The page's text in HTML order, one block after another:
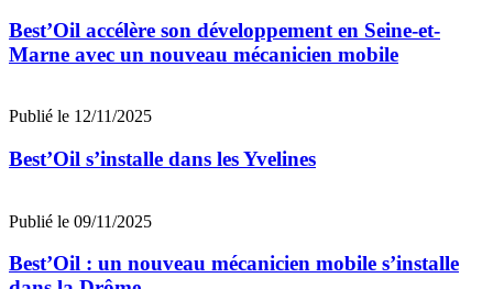
Best’Oil accélère son développement en Seine-et-
Marne avec un nouveau mécanicien mobile
Publié le 12/11/2025
Best’Oil s’installe dans les Yvelines
Publié le 09/11/2025
Best’Oil : un nouveau mécanicien mobile s’installe